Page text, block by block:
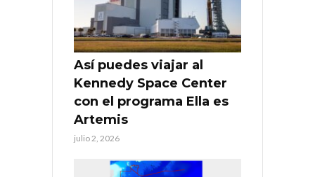
Así puedes viajar al
Kennedy Space Center
con el programa Ella es
Artemis
julio 2, 2026